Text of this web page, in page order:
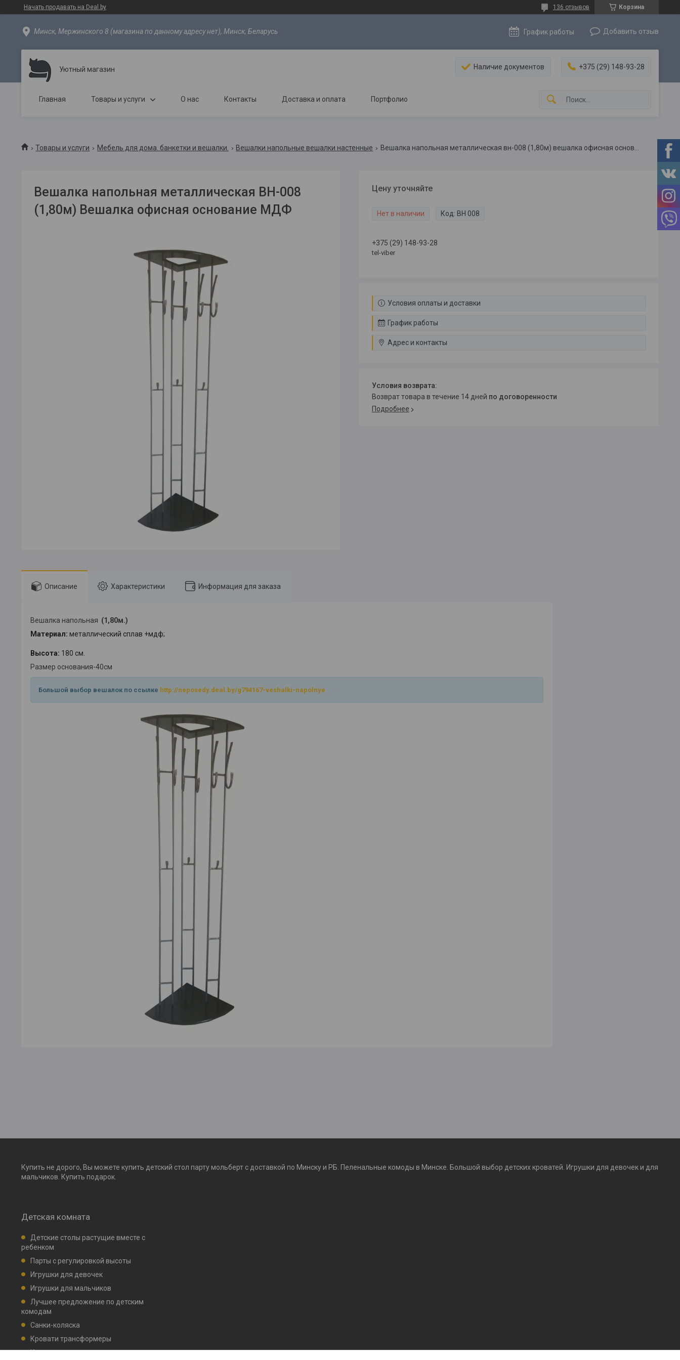
Начать продавать на Deal.by Корзина
136 отзывов
Минск, Мержинского 8 (магазина по данному адресу нет), Минск, Беларусь График работы Добавить отзыв
Уютный магазин Наличие документов +375 (29) 148-93-28
Главная Товары и услуги О нас Контакты Доставка и оплата Портфолио
Товары и услуги Мебель для дома. банкетки и вешалки. Вешалки напольные вешалки настенные
Вешалка напольная металлическая ВН-008
(1,80м) Вешалка офисная основание МДФ
Цену уточняйте
Нет в наличии Код: ВН 008
+375 (29) 148-93-28
tel-viber
Условия оплаты и доставки
График работы
Адрес и контакты
возврат товара в течение 14 дней по договоренности
Подробнее
Описание Характеристики Информация для заказа
Вешалка напольная (1,80м.)
Материал: металлический сплав +мдф;
Высота: 180 см.
Размер основания-40см
Большой выбор вешалок по ссылке http://neposedy.deal.by/g794167-veshalki-napolnye
Купить не дорого, Вы можете купить детский стол парту мольберт с доставкой по Минску и РБ. Пеленальные комоды в Минске. Большой выбор детских кроватей. Игрушки для девочек и для
мальчиков. Купить подарок.
Детская комната
Детские столы растущие вместе с
ребенком
Парты с регулировкой высоты
Игрушки для девочек
Игрушки для мальчиков
Лучшее предложение по детским
комодам
Санки-коляска
Кровати трансформеры
Кровати детские маятник, ящик для